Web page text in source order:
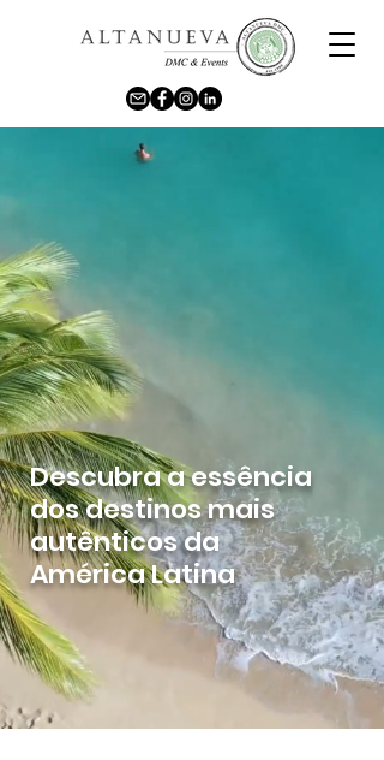
Descubra a essência
dos destinos mais
autênticos da
América Latina